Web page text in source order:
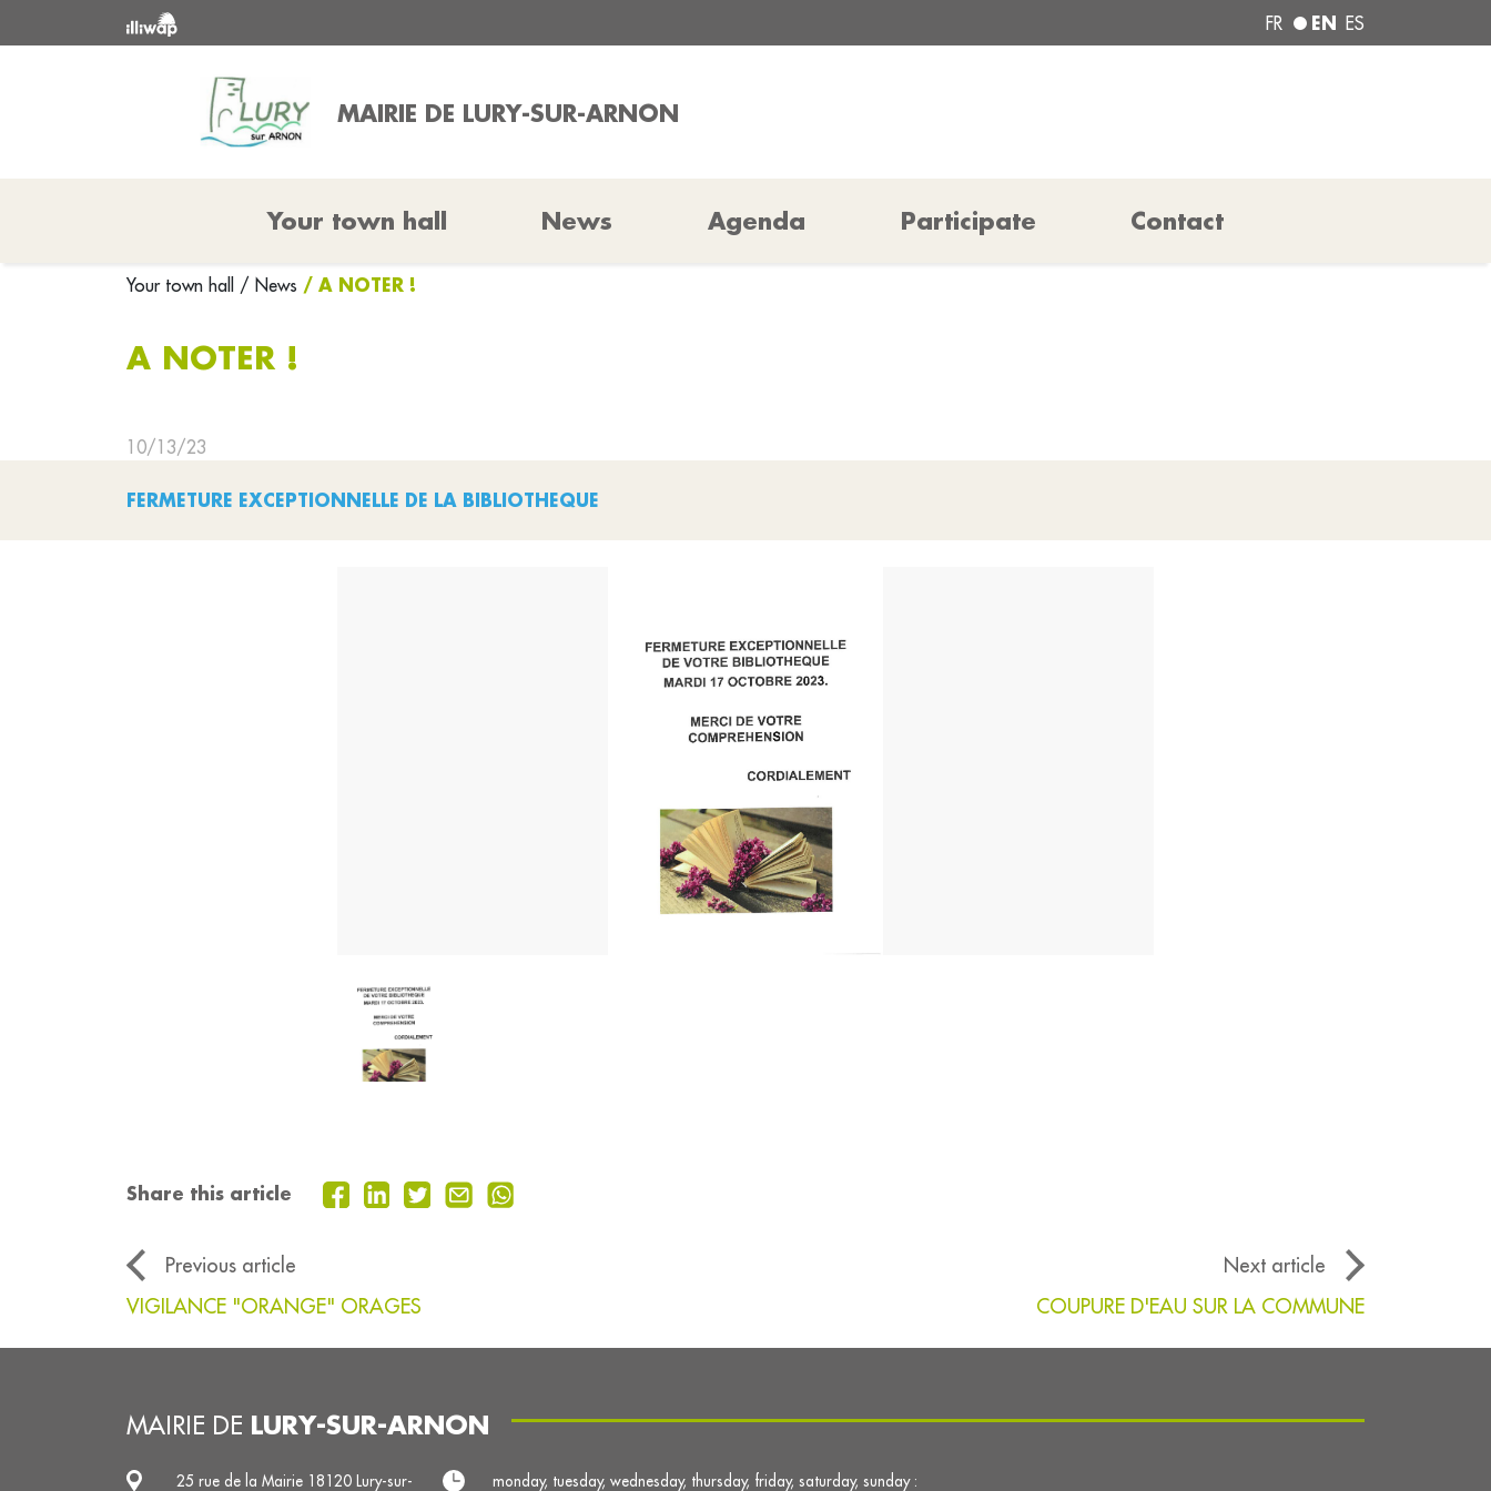
FR EN ES
MAIRIE DE LURY-SUR-ARNON
Your town hall News Agenda Participate Contact
Your town hall / News / A NOTER !
A NOTER !
10/13/23
FERMETURE EXCEPTIONNELLE DE LA BIBLIOTHEQUE
Share this article
Previous article
Next article
VIGILANCE "ORANGE" ORAGES
COUPURE D'EAU SUR LA COMMUNE
MAIRIE DE LURY-SUR-ARNON
25 rue de la Mairie 18120 Lury-sur- monday, tuesday, wednesday, thursday, friday, saturday, sunday :